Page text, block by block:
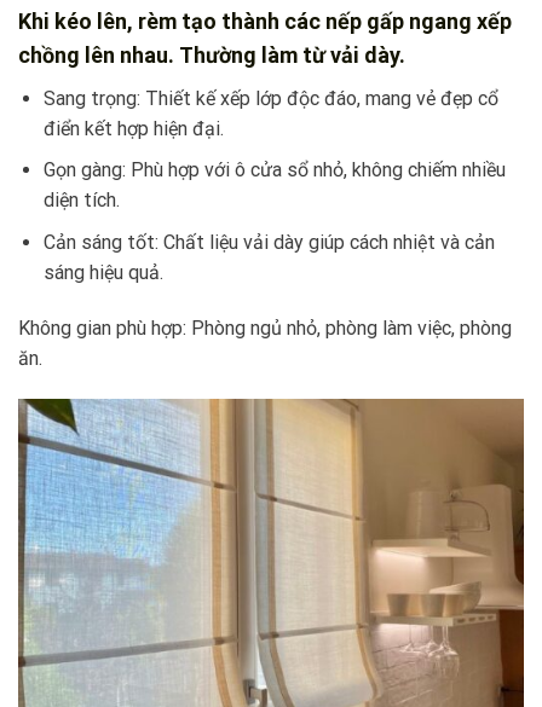
Khi kéo lên, rèm tạo thành các nếp gấp ngang xếp
chồng lên nhau. Thường làm từ vải dày.
Sang trọng: Thiết kế xếp lớp độc đáo, mang vẻ đẹp cổ
điển kết hợp hiện đại.
Gọn gàng: Phù hợp với ô cửa sổ nhỏ, không chiếm nhiều
diện tích.
Cản sáng tốt: Chất liệu vải dày giúp cách nhiệt và cản
sáng hiệu quả.
Không gian phù hợp: Phòng ngủ nhỏ, phòng làm việc, phòng
ăn.